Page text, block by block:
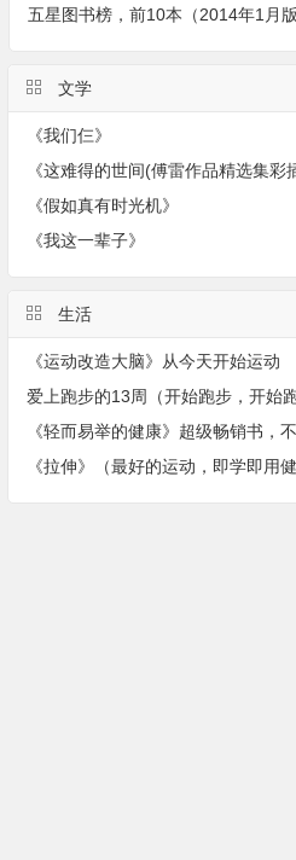
五星图书榜，前10本（2014年1月版
文学
《我们仨》
《这难得的世间(傅雷作品精选集彩
《假如真有时光机》
《我这一辈子》
生活
《运动改造大脑》从今天开始运动
爱上跑步的13周（开始跑步，开始